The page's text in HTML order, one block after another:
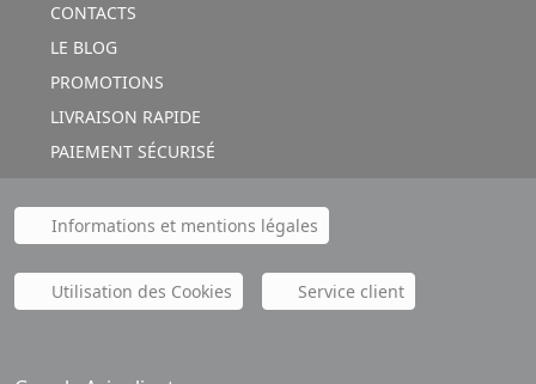
CONTACTS
LE BLOG
PROMOTIONS
LIVRAISON RAPIDE
PAIEMENT SÉCURISÉ
Informations et mentions légales
Utilisation des Cookies Service client